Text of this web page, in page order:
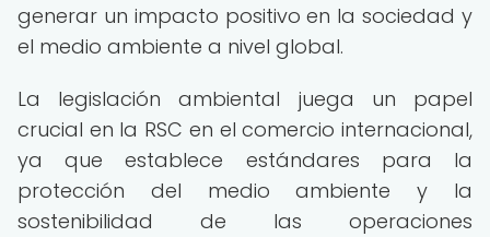
generar un impacto positivo en la sociedad y
el medio ambiente a nivel global.
La legislación ambiental juega un papel
crucial en la RSC en el comercio internacional,
ya que establece estándares para la
protección del medio ambiente y la
sostenibilidad de las operaciones